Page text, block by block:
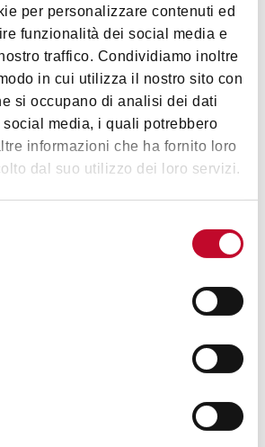
per personalizzare contenuti ed
funzionalità dei social media e
traffico. Condividiamo inoltre
in cui utilizza il nostro sito con
si occupano di analisi dei dati
media, i quali potrebbero
informazioni che ha fornito loro
dal suo utilizzo dei loro servizi.
di partecipazione sul sito ufficiale